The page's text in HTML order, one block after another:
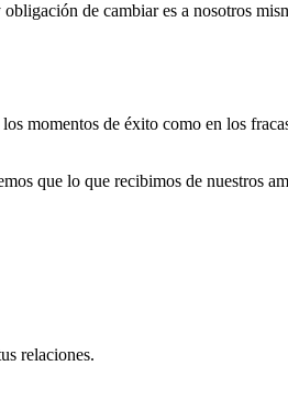
de cambiar es a nosotros
momentos de éxito como en los
que lo que recibimos de nuestros
relaciones.